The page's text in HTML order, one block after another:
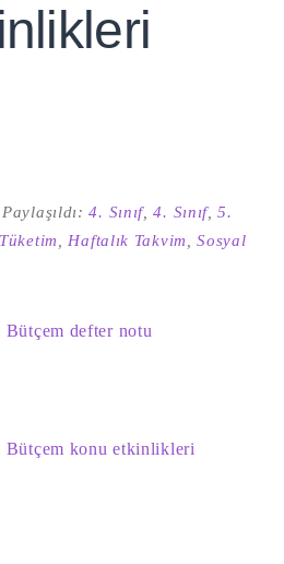
4. Sınıf,4. Sınıf,5.
Haftalık Takvim ,Sosyal
Bütçem defter notu
Bütçem konu etkinlikleri